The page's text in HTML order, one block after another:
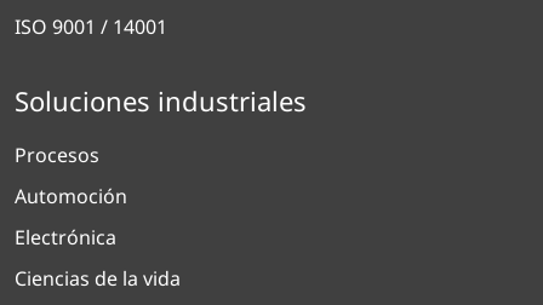
ISO 9001 / 14001
Soluciones industriales
Procesos
Automoción
Electrónica
Ciencias de la vida